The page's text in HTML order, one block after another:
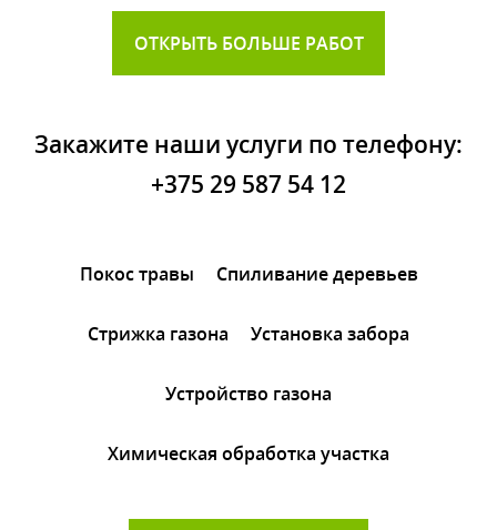
ОТКРЫТЬ БОЛЬШЕ РАБОТ
Закажите наши услуги по телефону:
+375 29 587 54 12
Покос травы Спиливание деревьев
Стрижка газона Установка забора
Устройство газона
Химическая обработка участка